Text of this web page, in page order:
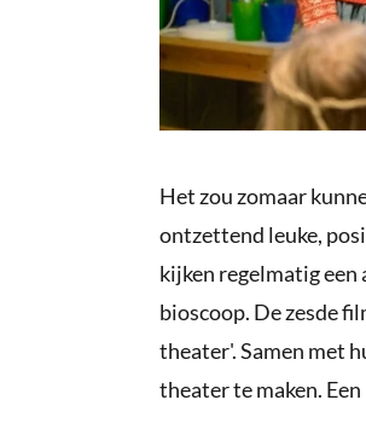
Het zou zomaar
ontzettend leuke,
kijken regelmatig een
bioscoop. De zesde
theater'. Samen met
theater te maken.